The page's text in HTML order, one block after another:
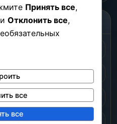
Viber
VK
Принять все,
Отклонить все,
все
все